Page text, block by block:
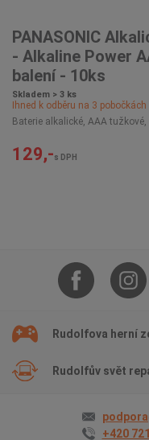
PANASONIC
- Alkaline Power
balení - 10ks
Skladem > 3 ks
Ihned k odběru na 3 pobočkách
Baterie alkalické, AAA
129,-s DPH
Rudolfova herní
Rudolfův svět
+420